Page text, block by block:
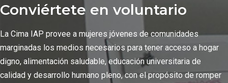
Conviértete en voluntario
La Cima IAP provee a mujeres jóvenes de comunidades
marginadas los medios necesarios para tener acceso a hogar
digno, alimentación saludable, educación universitaria de
calidad y desarrollo humano pleno, con el propósito de romper